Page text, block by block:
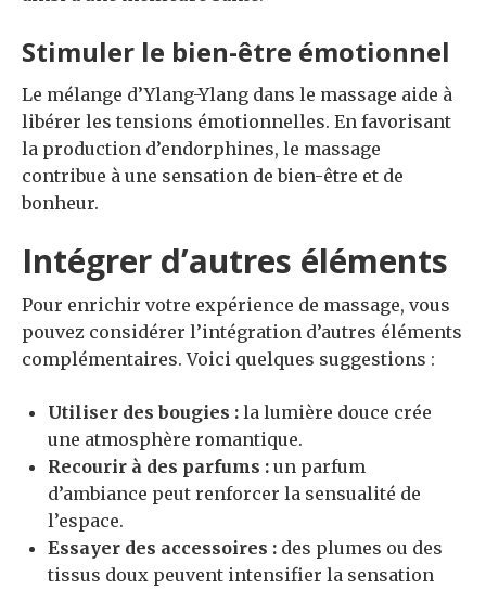
Stimuler le bien-être émotionnel
Le mélange d’Ylang-Ylang dans le massage aide à
libérer les tensions émotionnelles. En favorisant
la production d’endorphines, le massage
contribue à une sensation de bien-être et de
bonheur.
Intégrer d’autres éléments
Pour enrichir votre expérience de massage, vous
pouvez considérer l’intégration d’autres éléments
complémentaires. Voici quelques suggestions :
Utiliser des bougies : la lumière douce crée
une atmosphère romantique.
Recourir à des parfums : un parfum
d’ambiance peut renforcer la sensualité de
l’espace.
Essayer des accessoires : des plumes ou des
tissus doux peuvent intensifier la sensation